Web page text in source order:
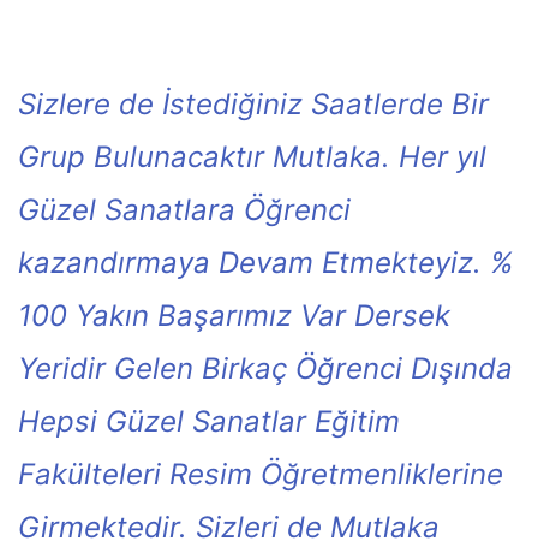
Sizlere de İstediğiniz Saatlerde Bir
Grup Bulunacaktır Mutlaka. Her yıl
Güzel Sanatlara Öğrenci
kazandırmaya Devam Etmekteyiz. %
100 Yakın Başarımız Var Dersek
Yeridir Gelen Birkaç Öğrenci Dışında
Hepsi Güzel Sanatlar Eğitim
Fakülteleri Resim Öğretmenliklerine
Girmektedir. Sizleri de Mutlaka